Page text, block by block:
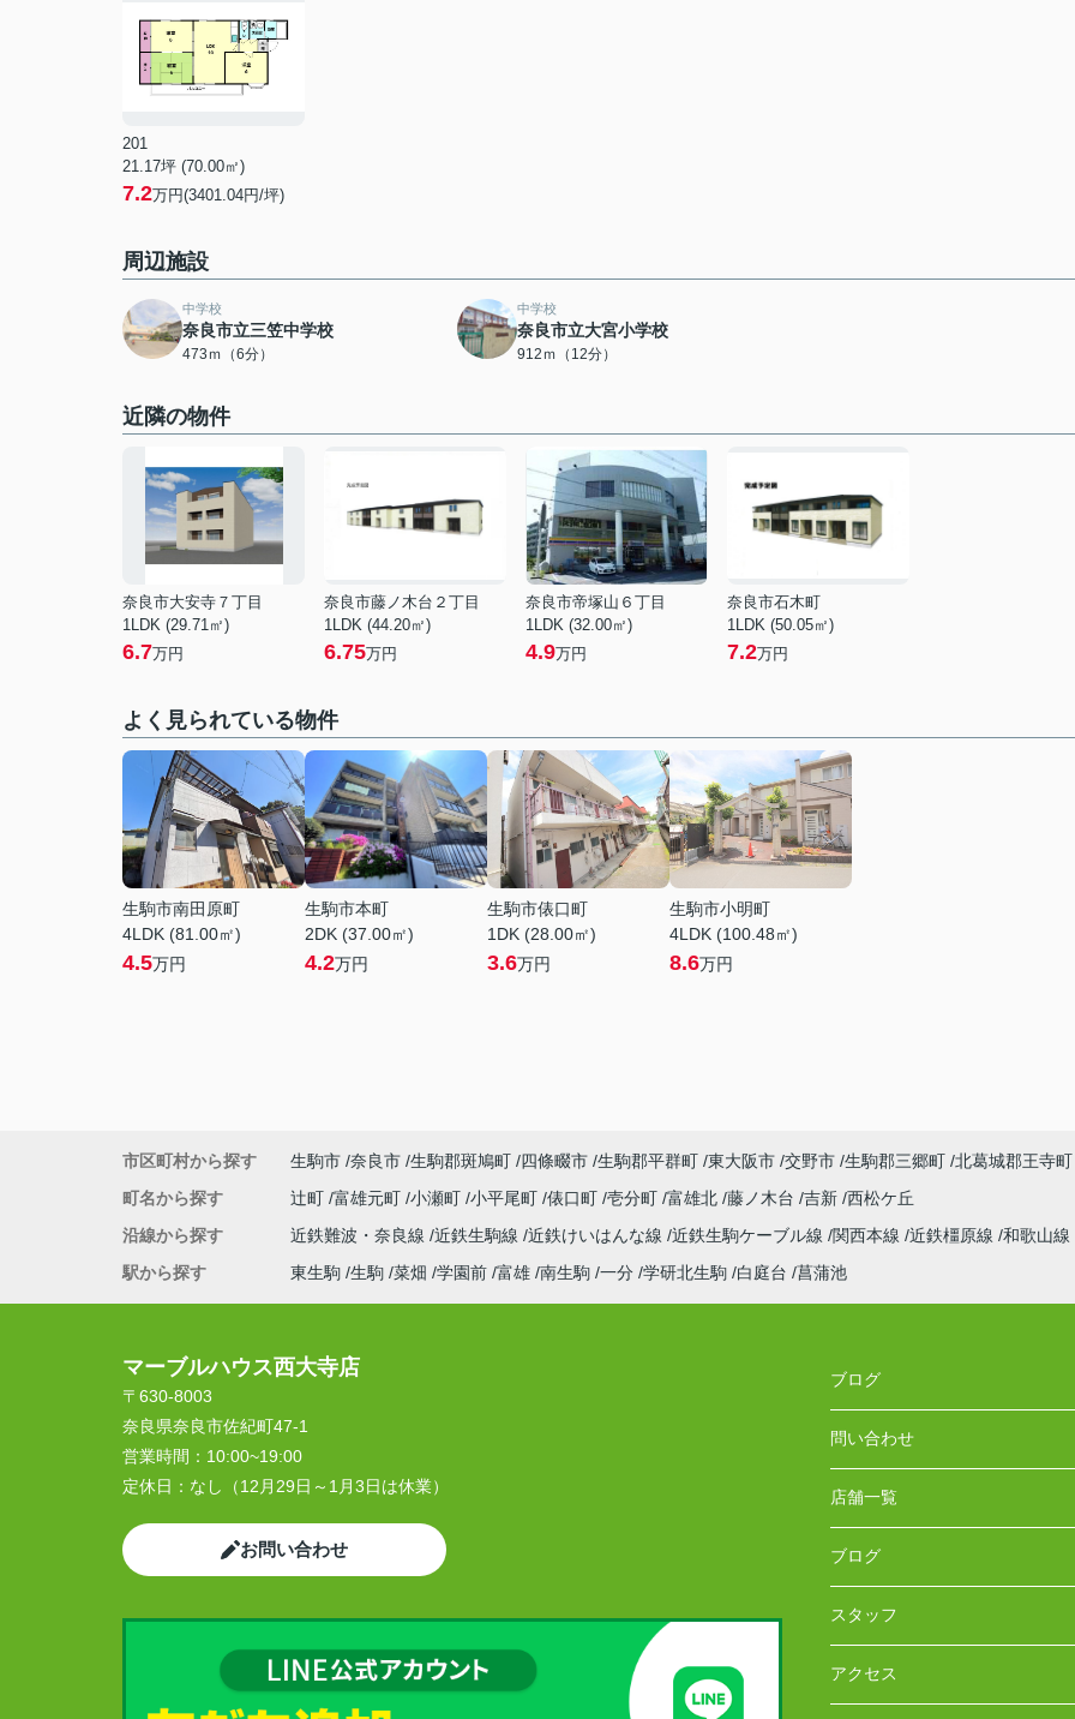
201
21.17坪 (70.00㎡)
7.2万円(3401.04円/坪)
周辺施設
中学校
奈良市立三笠中学校
473ｍ（6分）
中学校
奈良市立大宮小学校
912ｍ（12分）
近隣の物件
奈良市大安寺７丁目
1LDK (29.71㎡)
6.7万円
奈良市藤ノ木台２丁目
1LDK (44.20㎡)
6.75万円
奈良市帝塚山６丁目
1LDK (32.00㎡)
4.9万円
奈良市石木町
1LDK (50.05㎡)
7.2万円
よく見られている物件
生駒市南田原町
4LDK (81.00㎡)
4.5万円
生駒市本町
2DK (37.00㎡)
4.2万円
生駒市俵口町
1DK (28.00㎡)
3.6万円
生駒市小明町
4LDK (100.48㎡)
8.6万円
市区町村から探す 生駒市 奈良市 生駒郡斑鳩町 四條畷市 生駒郡平群町 東大阪市 交野市 生駒郡三郷町 北葛城郡王寺町
町名から探す
辻町 富雄元町 小瀬町 小平尾町 俵口町 壱分町 富雄北 藤ノ木台 吉新 西松ケ丘
沿線から探す
近鉄難波・奈良線 近鉄生駒線 近鉄けいはんな線 近鉄生駒ケーブル線 関西本線 近鉄橿原線 和歌山線
駅から探す
東生駒 生駒 菜畑 学園前 富雄 南生駒 一分 学研北生駒 白庭台 菖蒲池
マーブルハウス西大寺店
〒630-8003
奈良県奈良市佐紀町47-1
営業時間： 10:00~19:00
定休日： なし（12月29日～1月3日は休業）
お問い合わせ
ブログ
問い合わせ
店舗一覧
ブログ
スタッフ
アクセス